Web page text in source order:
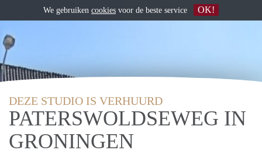
DEZE STUDIO IS VERHUURD
PATERSWOLDSEWEG IN
GRONINGEN
We gebruiken cookies voor de beste service OK!